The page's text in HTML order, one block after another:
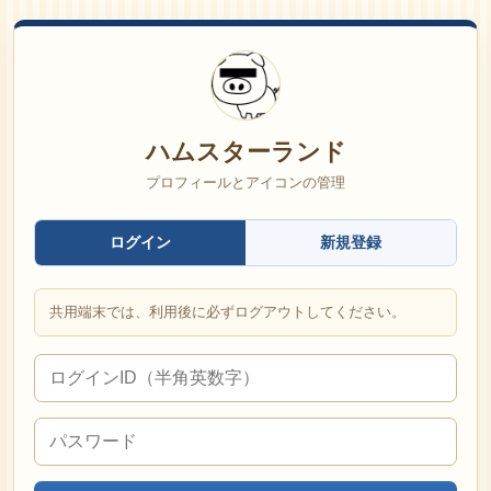
ハムスターランド
プロフィールとアイコンの管理
ログイン 新規登録
共用端末では、利用後に必ずログアウトしてください。